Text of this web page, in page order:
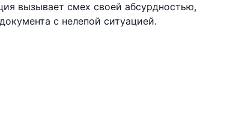
вызывает смех своей абсурдностью,
с нелепой ситуацией.